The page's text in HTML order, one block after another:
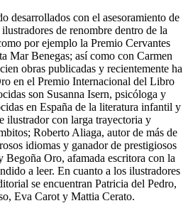
desarrollados con el asesoramiento de
de renombre dentro de la
por ejemplo la Premio Cervantes
Mar Benegas; así como con Carmen
obras publicadas y recientemente ha
en el Premio Internacional del Libro
son Susanna Isern, psicóloga y
en España de la literatura infantil y
ilustrador con larga trayectoria y
Roberto Aliaga, autor de más de
idiomas y ganador de prestigiosos
Oro, afamada escritora con la
a leer. En cuanto a los ilustradores
se encuentran Patricia del Pedro,
Eva Carot y Mattia Cerato.